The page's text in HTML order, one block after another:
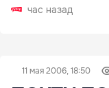
час назад
11 мая 2006, 18:50